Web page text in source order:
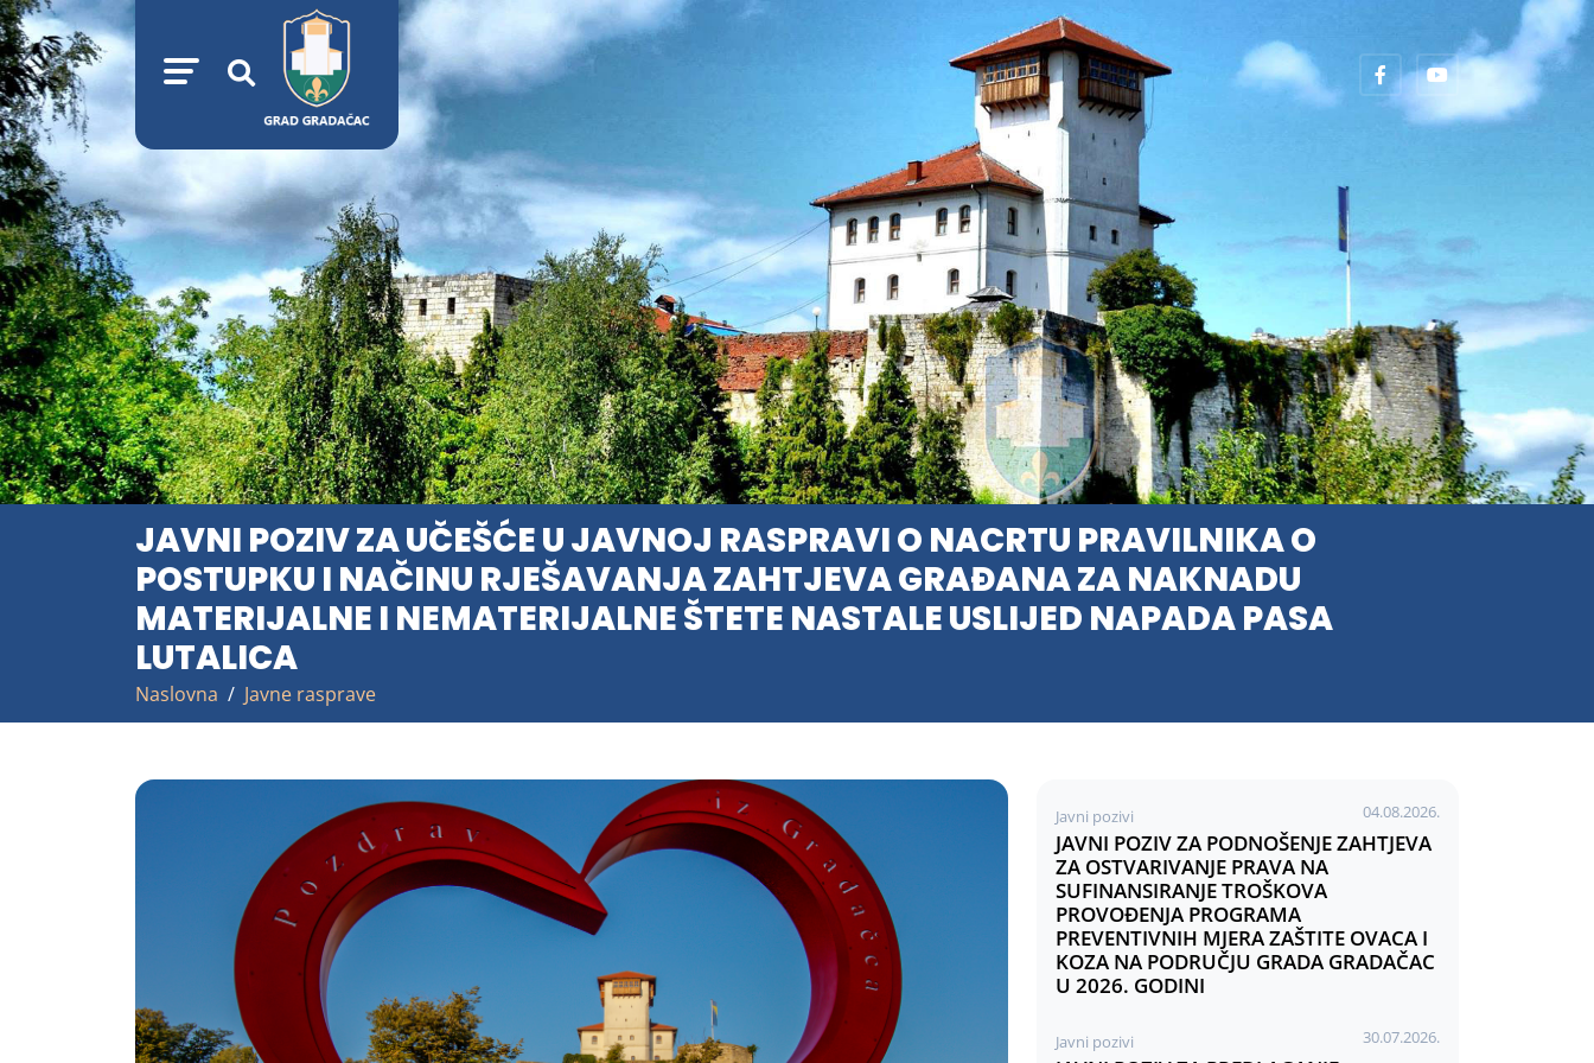
JAVNI POZIV ZA UČEŠĆE U JAVNOJ RASPRAVI O NACRTU PRAVILNIKA O
POSTUPKU I NAČINU RJEŠAVANJA ZAHTJEVA GRAĐANA ZA NAKNADU
MATERIJALNE I NEMATERIJALNE ŠTETE NASTALE USLIJED NAPADA PASA
LUTALICA
Naslovna Javne rasprave
Javni pozivi 04.08.2026.
JAVNI POZIV ZA PODNOŠENJE ZAHTJEVA
ZA OSTVARIVANJE PRAVA NA
SUFINANSIRANJE TROŠKOVA
PROVOĐENJA PROGRAMA
PREVENTIVNIH MJERA ZAŠTITE OVACA I
KOZA NA PODRUČJU GRADA GRADAČAC
U 2026. GODINI
Javni pozivi 30.07.2026.